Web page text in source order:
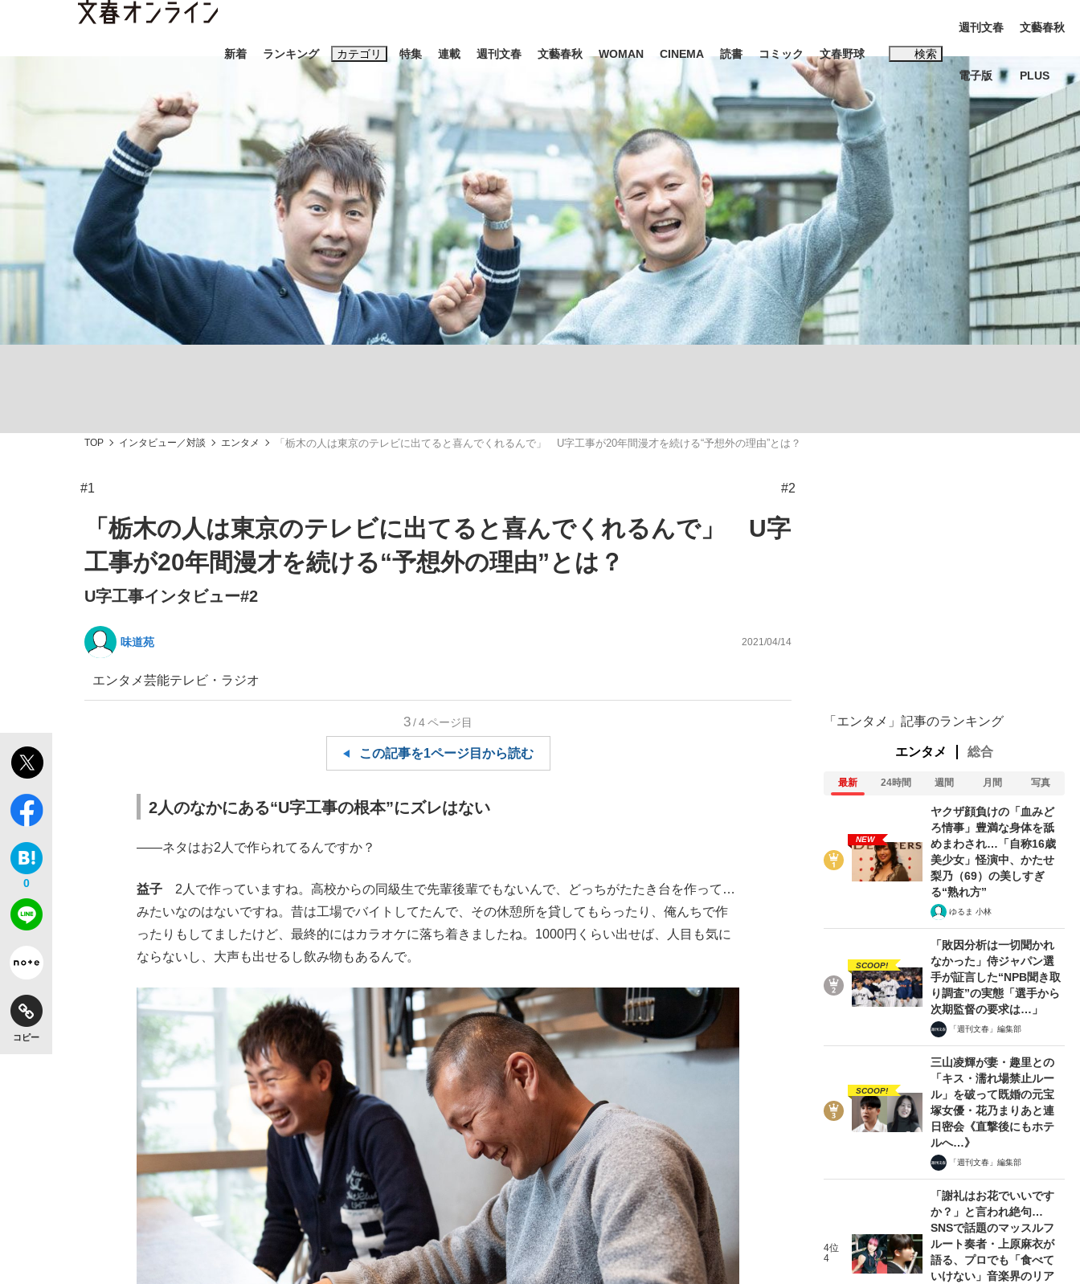
新着 ランキング カテゴリ
ニュース エンタメ ビジネス インタビュー 読書
「90%は失敗する。でも…」本田圭佑が初めて明かした日本代表監督に... 「最悪の空気のまま解散」WBC日本代表“敗戦”の真実 選手が明かす...
「目標達成できなかったからと言って…」サッカー日本代表・森保一監督...
もっと見る
特集
終戦から81年
観る将棋、読む将棋
連載 週刊文春 文藝春秋 WOMAN CINEMA 読書 コミック 文春野球 検索
キーワード入力
おすすめのキーワードタグ一覧
#藤田晋 #三山凌輝 #高市早苗 #後藤真希 #森岡毅 #城彰二 #内田有紀
#松田聖子
#玉木雄一郎
#池上彰
週刊文春
電子版
文藝春秋
PLUS
TOP インタビュー／対談 エンタメ 「栃木の人は東京のテレビに出てると喜んでくれるんで」 U字工事が20年間漫才を続ける“予想外の理由”とは？
#1 #2
「栃木の人は東京のテレビに出てると喜んでくれるんで」 U字
工事が20年間漫才を続ける“予想外の理由”とは？
U字工事インタビュー#2
味道苑 2021/04/14
エンタメ芸能テレビ・ラジオ
0
コピー
3/4ページ目
この記事を1ページ目から読む
2人のなかにある“U字工事の根本”にズレはない
――ネタはお2人で作られてるんですか？
益子 2人で作っていますね。高校からの同級生で先輩後輩でもないんで、どっちがたたき台を作って…
みたいなのはないですね。昔は工場でバイトしてたんで、その休憩所を貸してもらったり、俺んちで作
ったりもしてましたけど、最終的にはカラオケに落ち着きましたね。1000円くらい出せば、人目も気に
ならないし、大声も出せるし飲み物もあるんで。
「エンタメ」記事のランキング
エンタメ 総合
最新 24時間 週間 月間 写真
NEW
ヤクザ顔負けの「血みど
ろ情事」豊満な身体を舐
めまわされ…「自称16歳
美少女」怪演中、かたせ
梨乃（69）の美しすぎ
る“熟れ方”
ゆるま 小林
SCOOP!
「敗因分析は一切聞かれ
なかった」侍ジャパン選
手が証言した“NPB聞き取
り調査”の実態「選手から
次期監督の要求は…」
「週刊文春」編集部
SCOOP!
三山凌輝が妻・趣里との
「キス・濡れ場禁止ルー
ル」を破って既婚の元宝
塚女優・花乃まりあと連
日密会《直撃後にもホテ
ルへ…》
「週刊文春」編集部
4位
4
「謝礼はお花でいいです
か？」と言われ絶句…
SNSで話題のマッスルフ
ルート奏者・上原麻衣が
語る、プロでも「食べて
いけない」音楽界のリア